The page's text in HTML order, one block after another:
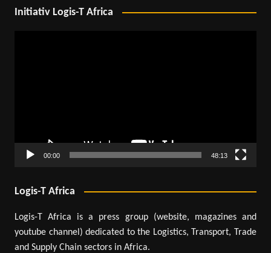
Initiativ Logis-T Africa
00:00 48:13
Logis-T Africa
Logis-T Africa is a press group (website, magazines and
youtube channel) dedicated to the Logistics, Transport, Trade
and Supply Chain sectors in Africa.